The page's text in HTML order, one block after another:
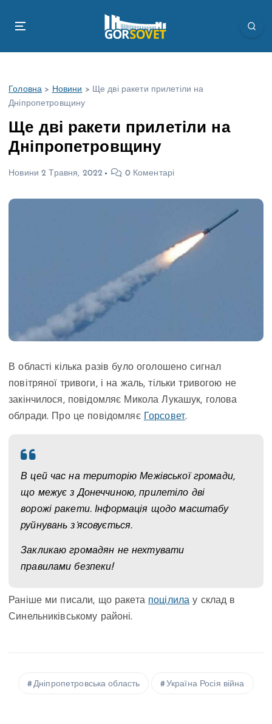
Головна > Новини > Ще дві ракети прилетіли на
Дніпропетровщину
Ще дві ракети прилетіли на
Дніпропетровщину
Новини 2 Травня, 2022 0 Коментарі
В області кілька разів було оголошено сигнал
повітряної тривоги, і на жаль, тільки тривогою не
закінчилося, повідомляє Микола Лукашук, голова
облради. Про це повідомляє Горсовет.
В цей час на територію Межівської громади,
що межує з Донеччиною, прилетіло дві
ворожі ракети. Інформація щодо масштабу
руйнувань з‘ясовується.
Закликаю громадян не нехтувати
правилами безпеки!
Раніше ми писали, що ракета поцілила у склад в
Синельниківському районі.
Дніпропетровська область Україна Росія війна